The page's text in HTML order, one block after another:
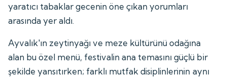
yaratıcı tabaklar gecenin öne çıkan yorumları
arasında yer aldı.
Ayvalık'ın zeytinyağı ve meze kültürünü odağına
alan bu özel menü, festivalin ana temasını güçlü bir
şekilde yansıtırken; farklı mutfak disiplinlerinin aynı